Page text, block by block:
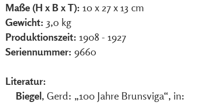
Maße (H x B x T): 10 x 27 x 13 cm
Gewicht: 3,0 kg
Produktionszeit: 1908 - 1927
Seriennummer: 9660
Literatur:
Biegel, Gerd: „100 Jahre Brunsviga“, in: